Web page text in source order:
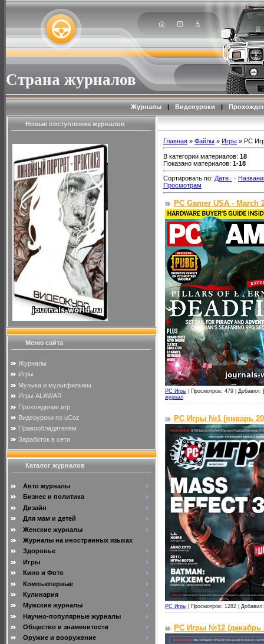
Страна журналов
Журналы | Видеоуроки |
Новые поступления журналов
Меню сайта
Журналы
Игры
Музыка и мультфильмы
Игры ALAWAR
Прохождение игр
Видеоуроки по uCoz
Правообладателям
Заработок в сети
Каталог журналов
Авто журналы
Бизнес и политика
Дизайн
Для мам и детей
Женские журналы
Журналы на иностранных языках
Здоровье
Игры
Кино и Фото
Компьютерные
Кулинария
Мужские журналы
Научно-популярные журналы
Общество и знаменитости
Оружие и вооружение
Главная » Файлы » Игры » PC
В категории материалов: 18
Показано материалов: 1-18
Сортировать по: Дате ·
Просмотрам
PC Gamer USA - March
PC Игры Просмотров: 479 | Добавил:
журнал
PC Игры №1 (январь
PC Игры Просмотров: 1282 | Добавил:
PC Игры №12 (декабрь